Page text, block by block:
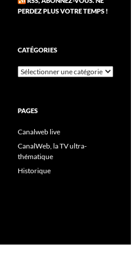
PERDEZ PLUS VOTRE TEMPS !
CATÉGORIES
Catégories
PAGES
Canalweb live
CanalWeb, la TV ultra-
thématique
Historique